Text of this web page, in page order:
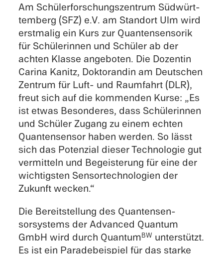
Am Schüler­forschungszen­trum Südwürt­
tem­berg (SFZ) e.V. am Standort Ulm wird
erstma­lig ein Kurs zur Quanten­sensorik
für Schülerin­nen und Schüler ab der
achten Klasse angeboten. Die Dozentin
Carina Kanitz, Doktorandin am Deutschen
Zentrum für Luft- und Raumfahrt (DLR),
freut sich auf die kommenden Kurse: „Es
ist etwas Beson­deres, dass Schülerin­nen
und Schüler Zugang zu einem echten
Quantensen­sor haben werden. So lässt
sich das Poten­zial dieser Technolo­gie gut
vermit­teln und Begeis­terung für eine der
wichtig­sten Sensortech­nolo­gien der
Zukunft wecken.“
Die Bereit­stel­lung des Quantensen­
sorsys­tems der Advanced Quantum
GmbH wird durch QuantumBW unter­stützt.
Es ist ein Parade­beispiel für das starke